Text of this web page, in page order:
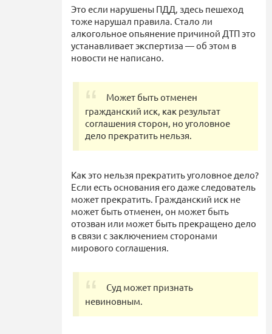
Это если нарушены ПДД, здесь пешеход
тоже нарушал правила. Стало ли
алкогольное опьянение причиной ДТП это
устанавливает экспертиза — об этом в
новости не написано.
Может быть отменен
гражданский иск, как результат
соглашения сторон, но уголовное
дело прекратить нельзя.
Как это нельзя прекратить уголовное дело?
Если есть основания его даже следователь
может прекратить. Гражданский иск не
может быть отменен, он может быть
отозван или может быть прекращено дело
в связи с заключением сторонами
мирового соглашения.
Суд может признать
невиновным.